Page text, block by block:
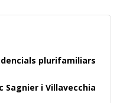
plurifamiliars
Sagnier i Villavecchia